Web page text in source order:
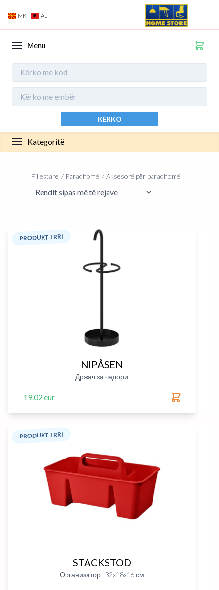
MK AL
Мenu
KËRKO
Kategoritë
Fillestare Paradhomë Aksesorë për paradhomë
PRODUKT I RRI
NIPÅSEN
Држач за чадори
19.02 eur
PRODUKT I RRI
STACKSTOD
Организатор , 32x18x16 см